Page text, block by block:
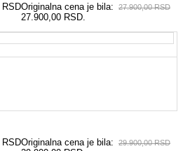
27.900,00RSD
Originalna cena je bila:
27.900,00 RSD.
RSD
29.900,00RSD
Originalna cena je bila:
RSD